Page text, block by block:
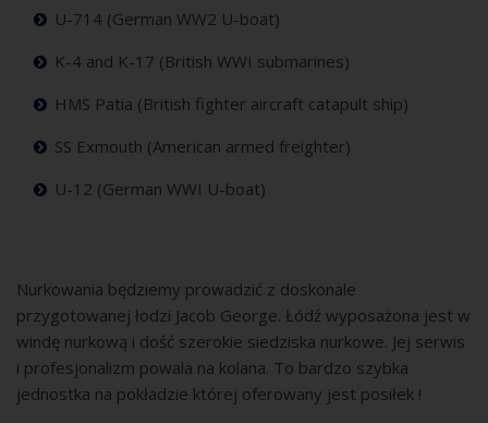
U-714 (German WW2 U-boat)
K-4 and K-17 (British WWI submarines)
HMS Patia (British fighter aircraft catapult ship)
SS Exmouth (American armed freighter)
U-12 (German WWI U-boat)
Nurkowania będziemy prowadzić z doskonale
przygotowanej łodzi Jacob George. Łódź wyposażona jest w
windę nurkową i dość szerokie siedziska nurkowe. Jej serwis
i profesjonalizm powala na kolana. To bardzo szybka
jednostka na pokładzie której oferowany jest posiłek !